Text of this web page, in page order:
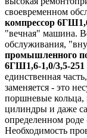
своевременном
компрессор
"вечная" машина.
обслуживания,
промышленного
6ГШ1,6-1,0/3,5-251
единственная
заменяется - это
поршневые
цилиндры и даже
определенном
Необходимость